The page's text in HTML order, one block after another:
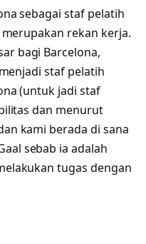
sebagai staf pelatih
rekan kerja.
bagi Barcelona,
staf pelatih
(untuk jadi staf
dan menurut
kami berada di sana
sebab ia adalah
tugas dengan